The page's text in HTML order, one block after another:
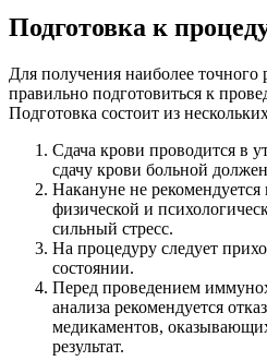
Подготовка к
Для получения наиболее точного
правильно подготовиться к
Подготовка состоит из
Сдача крови проводится в
сдачу крови больной
Накануне не рекомендуется
физической и
сильный стресс.
На процедуру следует
состоянии.
Перед проведением
анализа рекомендуется
медикаментов,
результат.